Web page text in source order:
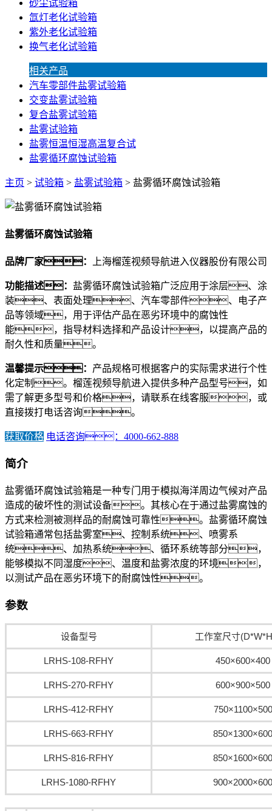
砂尘试验箱
氙灯老化试验箱
紫外老化试验箱
换气老化试验箱
相关产品
汽车零部件盐雾试验箱
交变盐雾试验箱
复合盐雾试验箱
盐雾试验箱
盐雾恒温恒湿高温复合试
盐雾循环腐蚀试验箱
主页 > 试验箱 > 盐雾试验箱 > 盐雾循环腐蚀试验箱
盐雾循环腐蚀试验箱
品牌厂家： 上海榴莲视频导航进入仪器股份有限公司
功能描述： 盐雾循环腐蚀试验箱广泛应用于涂层、涂
装、表面处理、汽车零部件、电子产
品等领域，用于评估产品在恶劣环境中的腐蚀性
能，指导材料选择和产品设计，以提高产品的
耐久性和质量。
温馨提示： 产品规格可根据客户的实际需求进行个性
化定制。榴莲视频导航进入提供多种产品型号，如
需了解更多型号和价格，请联系在线客服，或
直接拨打电话咨询。
获取价格 电话咨询：4000-662-888
简介
盐雾循环腐蚀试验箱是一种专门用于模拟海洋周边气候对产品
造成的破坏性的测试设备。其核心在于通过盐雾腐蚀的
方式来检测被测样品的耐腐蚀可靠性。盐雾循环腐蚀
试验箱通常包括盐雾室、控制系统、喷雾系
统、加热系统、循环系统等部分，
能够模拟不同湿度、温度和盐雾浓度的环境，
以测试产品在恶劣环境下的耐腐蚀性。
参数
设备型号 工作室尺寸
LRHS-108-RFHY 450×600×400
LRHS-270-RFHY 600×900×500
LRHS-412-RFHY 750×1100×500
LRHS-663-RFHY 850×1300×600
LRHS-816-RFHY 850×1600×600
LRHS-1080-RFHY 900×2000×600